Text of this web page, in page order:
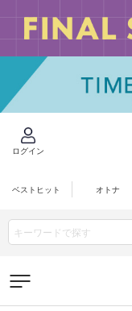
ログイン
ベストヒット オトナ